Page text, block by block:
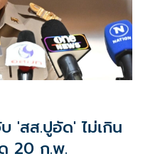
'สส.ปูอัด' ไม่เกิน
ด 20 ก.พ.